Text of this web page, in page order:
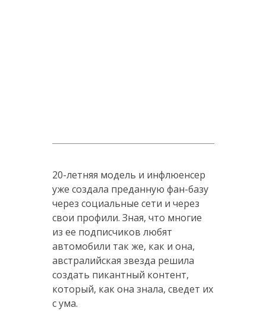
20-летняя модель и инфлюенсер
уже создала преданную фан-базу
через социальные сети и через
свои профили. Зная, что многие
из ее подписчиков любят
автомобили так же, как и она,
австралийская звезда решила
создать пикантный контент,
который, как она знала, сведет их
с ума.